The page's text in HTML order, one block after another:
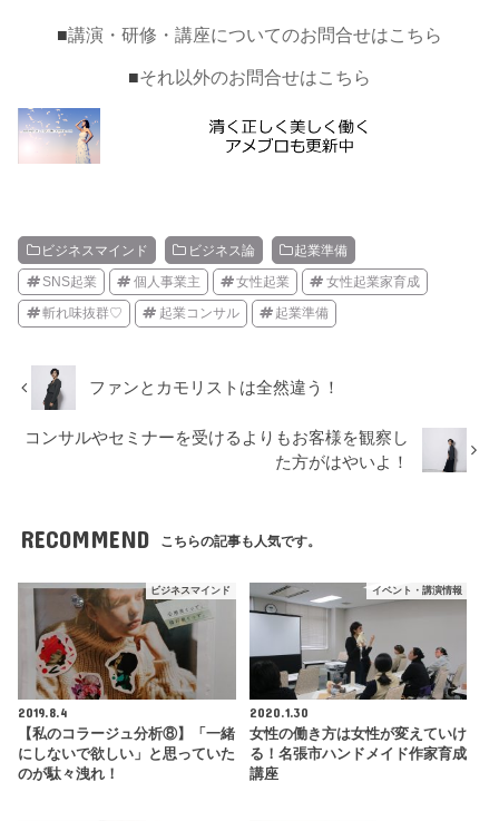
■講演・研修・講座についてのお問合せはこちら
■それ以外のお問合せはこちら
ビジネスマインド ビジネス論 起業準備
SNS起業 個人事業主 女性起業 女性起業家育成
斬れ味抜群♡ 起業コンサル 起業準備
ファンとカモリストは全然違う！
コンサルやセミナーを受けるよりもお客様を観察し
た方がはやいよ！
RECOMMEND こちらの記事も人気です。
ビジネスマインド
2019.8.4
【私のコラージュ分析⑧】「一緒
にしないで欲しい」と思っていた
のが駄々洩れ！
イベント・講演情報
2020.1.30
女性の働き方は女性が変えていけ
る！名張市ハンドメイド作家育成
講座